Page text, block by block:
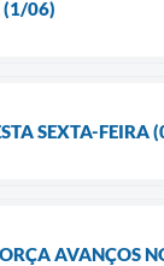
(1/06)
SEXTA-FEIRA
AVANÇOS